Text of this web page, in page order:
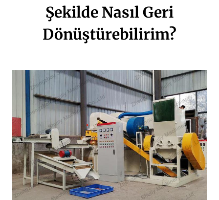
Şekilde Nasıl Geri
Dönüştürebilirim?